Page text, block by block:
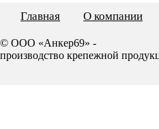
Главная О компании
© ООО «Анкер69» -
производство крепежной